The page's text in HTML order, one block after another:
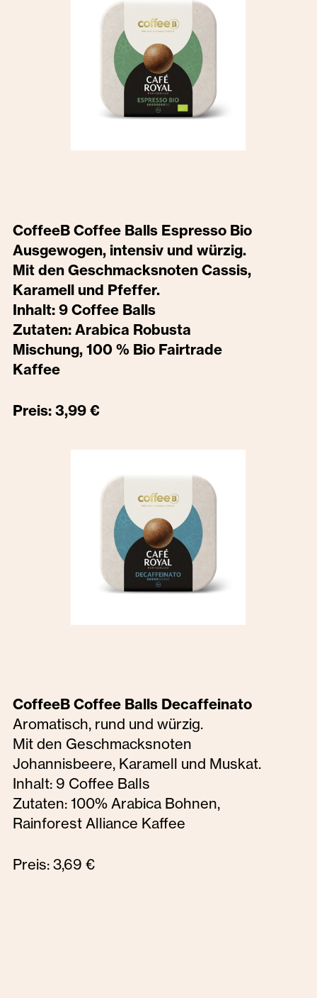
CoffeeB Coffee Balls Espresso Bio
Ausgewogen, intensiv und würzig.
Mit den Geschmacksnoten Cassis,
Karamell und Pfeffer.
Inhalt: 9 Coffee Balls
Zutaten: Arabica Robusta
Mischung, 100 % Bio Fairtrade
Kaffee
Preis: 3,99 €
CoffeeB Coffee Balls Decaffeinato
Aromatisch, rund und würzig.
Mit den Geschmacksnoten
Johannisbeere, Karamell und Muskat.
Inhalt: 9 Coffee Balls
Zutaten: 100% Arabica Bohnen,
Rainforest Alliance Kaffee
Preis: 3,69 €